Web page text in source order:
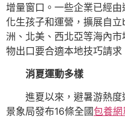
增量窗口。一些企業已經
化生孩子和運營，擴展自
洲、北美、西北亞等海內
物出口要合適本地技巧請求
消夏運動多樣
進夏以來，避暑游熱
景象局發布16條全國包養網